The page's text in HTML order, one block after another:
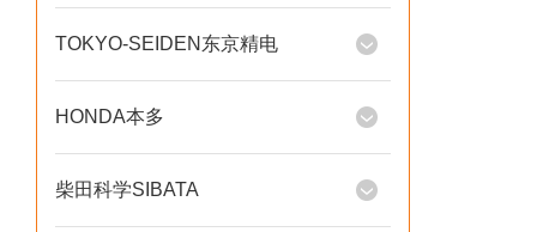
TOKYO-SEIDEN东京精电
HONDA本多
柴田科学SIBATA